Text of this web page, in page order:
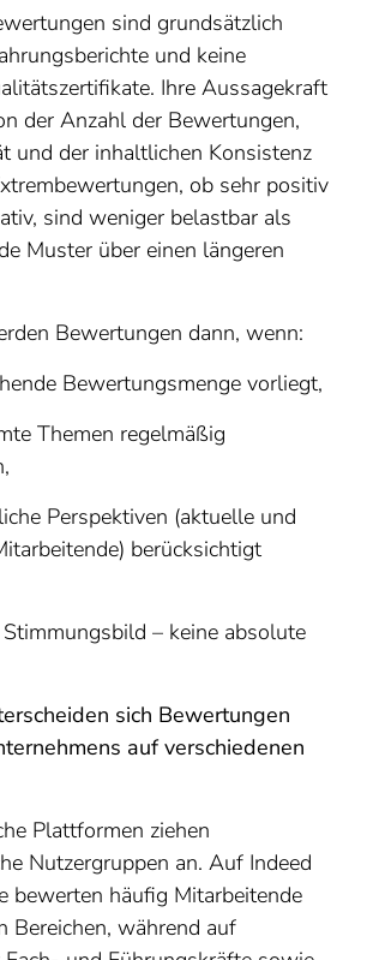
sind grundsätzlich
und keine
Ihre Aussagekraft
der Anzahl der Bewertungen,
und der inhaltlichen Konsistenz
ob sehr positiv
sind weniger belastbar als
Muster über einen längeren
Bewertungen dann, wenn:
Bewertungsmenge vorliegt,
Themen regelmäßig
Perspektiven (aktuelle und
berücksichtigt
– keine absolute
sich Bewertungen
auf verschiedenen
Plattformen ziehen
Nutzergruppen an. Auf Indeed
bewerten häufig Mitarbeitende
Bereichen, während auf